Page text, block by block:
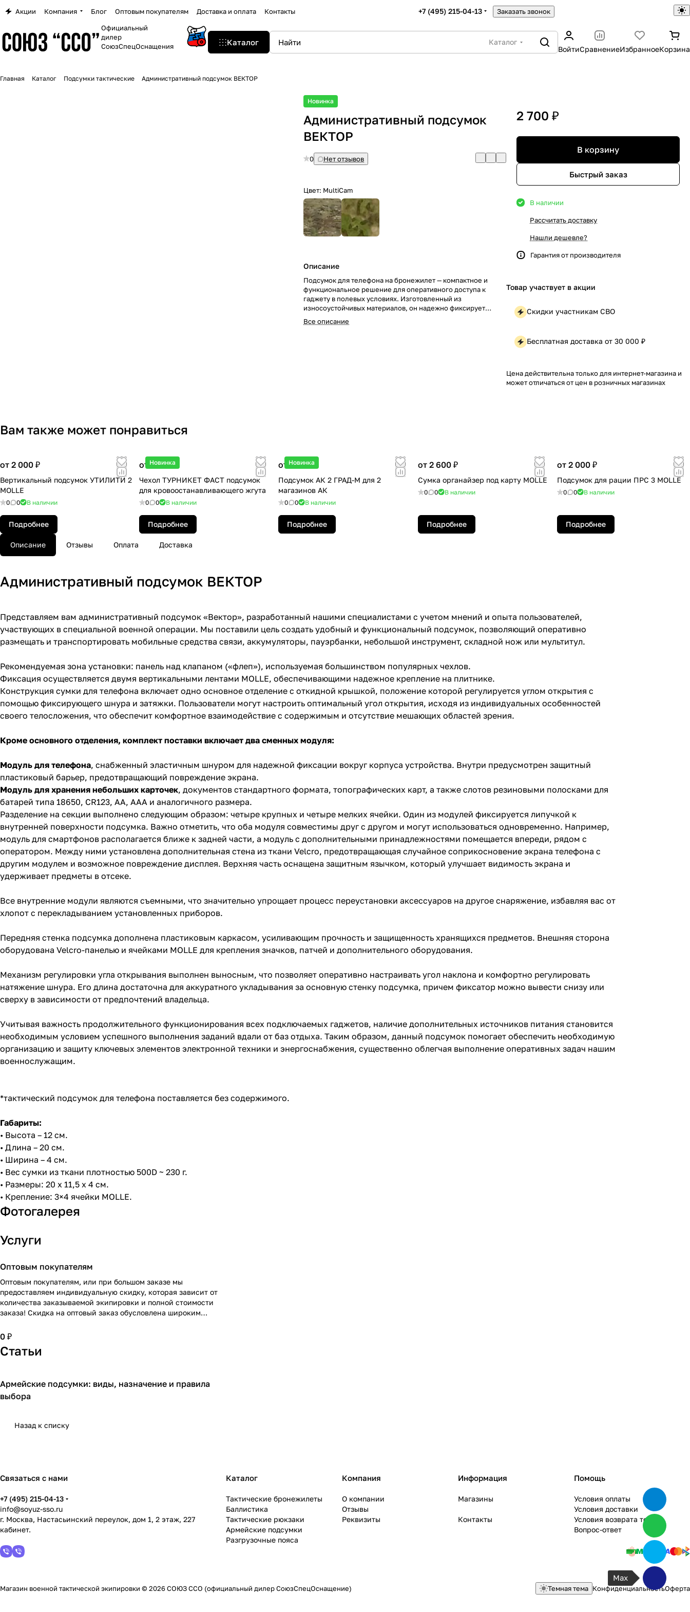
Акции Компания Блог Оптовым покупателям Доставка и оплата Контакты +7 (495) 215-04-13
Заказать звонок
Официальный
дилер
СоюзСпецОснащения
Каталог
Каталог
ВойтиСравнениеИзбранноеКорзина
Главная Каталог Подсумки тактические Административный подсумок ВЕКТОР
Новинка
Административный подсумок
ВЕКТОР
0 Нет отзывов
Цвет: MultiCam
Описание
Подсумок для телефона на бронежилет — компактное и
функциональное решение для оперативного доступа к
гаджету в полевых условиях. Изготовленный из
износоустойчивых материалов, он надежно фиксирует
смартфон и защищает его от повреждений, ударов и влаги.
Удобное расположение на грудной панели позволяет
Все описание
2 700 ₽
В корзину
Быстрый заказ
В наличии
Рассчитать доставку
Нашли дешевле?
Гарантия от производителя
Товар участвует в акции
Скидки участникам СВО
Бесплатная доставка от 30 000 ₽
Цена действительна только для интернет-магазина и
может отличаться от цен в розничных магазинах
Вам также может понравиться
от 2 000 ₽
Вертикальный подсумок УТИЛИТИ 2
MOLLE
0 0 В наличии
Подробнее
Новинка
от 600 ₽
Чехол ТУРНИКЕТ ФАСТ подсумок
для кровоостанавливающего жгута
0 0 В наличии
Подробнее
Новинка
от 2 100 ₽
Подсумок АК 2 ГРАД-М для 2
магазинов АК
0 0 В наличии
Подробнее
от 2 600 ₽
Сумка органайзер под карту MOLLE
0 0 В наличии
Подробнее
от 2 000 ₽
Подсумок для рации ПРС 3 MOLLE
0 0 В наличии
Подробнее
Описание Отзывы Оплата Доставка
Административный подсумок ВЕКТОР
Представляем вам административный подсумок «Вектор», разработанный нашими специалистами с учетом мнений и опыта пользователей,
участвующих в специальной военной операции. Мы поставили цель создать удобный и функциональный подсумок, позволяющий оперативно
размещать и транспортировать мобильные средства связи, аккумуляторы, пауэрбанки, небольшой инструмент, складной нож или мультитул.
Рекомендуемая зона установки: панель над клапаном («флеп»), используемая большинством популярных чехлов.
Фиксация осуществляется двумя вертикальными лентами MOLLE, обеспечивающими надежное крепление на плитнике.
Конструкция сумки для телефона включает одно основное отделение с откидной крышкой, положение которой регулируется углом открытия с
помощью фиксирующего шнура и затяжки. Пользователи могут настроить оптимальный угол открытия, исходя из индивидуальных особенностей
своего телосложения, что обеспечит комфортное взаимодействие с содержимым и отсутствие мешающих областей зрения.
Кроме основного отделения, комплект поставки включает два сменных модуля:
Модуль для телефона, снабженный эластичным шнуром для надежной фиксации вокруг корпуса устройства. Внутри предусмотрен защитный
пластиковый барьер, предотвращающий повреждение экрана.
Модуль для хранения небольших карточек, документов стандартного формата, топографических карт, а также слотов резиновыми полосками для
батарей типа 18650, CR123, AA, AAA и аналогичного размера.
Разделение на секции выполнено следующим образом: четыре крупных и четыре мелких ячейки. Один из модулей фиксируется липучкой к
внутренней поверхности подсумка. Важно отметить, что оба модуля совместимы друг с другом и могут использоваться одновременно. Например,
модуль для смартфонов располагается ближе к задней части, а модуль с дополнительными принадлежностями помещается впереди, рядом с
оператором. Между ними установлена дополнительная стена из ткани Velcro, предотвращающая случайное соприкосновение экрана телефона с
другим модулем и возможное повреждение дисплея. Верхняя часть оснащена защитным язычком, который улучшает видимость экрана и
удерживает предметы в отсеке.
Все внутренние модули являются съемными, что значительно упрощает процесс переустановки аксессуаров на другое снаряжение, избавляя вас от
хлопот с перекладыванием установленных приборов.
Передняя стенка подсумка дополнена пластиковым каркасом, усиливающим прочность и защищенность хранящихся предметов. Внешняя сторона
оборудована Velcro-панелью и ячейками MOLLE для крепления значков, патчей и дополнительного оборудования.
Механизм регулировки угла открывания выполнен выносным, что позволяет оперативно настраивать угол наклона и комфортно регулировать
натяжение шнура. Его длина достаточна для аккуратного укладывания за основную стенку подсумка, причем фиксатор можно вывести снизу или
сверху в зависимости от предпочтений владельца.
Учитывая важность продолжительного функционирования всех подключаемых гаджетов, наличие дополнительных источников питания становится
необходимым условием успешного выполнения заданий вдали от баз отдыха. Таким образом, данный подсумок помогает обеспечить необходимую
организацию и защиту ключевых элементов электронной техники и энергоснабжения, существенно облегчая выполнение оперативных задач нашим
военнослужащим.
*тактический подсумок для телефона поставляется без содержимого.
Габариты:
• Высота – 12 см.
• Длина – 20 см.
• Ширина – 4 см.
• Вес сумки из ткани плотностью 500D ~ 230 г.
• Размеры: 20 x 11,5 x 4 см.
• Крепление: 3×4 ячейки MOLLE.
Фотогалерея
Услуги
Оптовым покупателям
Оптовым покупателям, или при большом заказе мы
предоставляем индивидуальную скидку, которая зависит от
количества заказываемой экипировки и полной стоимости
заказа! Скидка на оптовый заказ обусловлена широким
менеджер по Вашему заказу!
0 ₽
Статьи
Подсумки
Армейские подсумки: виды, назначение и правила
выбора
Назад к списку
Связаться с нами
+7 (495) 215-04-13
info@soyuz-sso.ru
г. Москва, Настасьинский переулок, дом 1, 2 этаж, 227
кабинет.
Каталог
Тактические бронежилеты
Баллистика
Тактические рюкзаки
Армейские подсумки
Разгрузочные пояса
Компания
О компании
Отзывы
Реквизиты
Информация
Магазины
Контакты
Помощь
Условия оплаты
Условия доставки
Условия возврата товара
Вопрос-ответ
Магазин военной тактической экипировки © 2026 СОЮЗ ССО (официальный дилер СоюзСпецОснащение) Темная тема КонфиденциальностьОферта
Max